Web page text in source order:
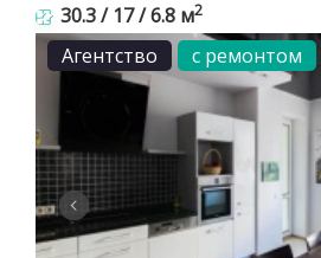
30.3 / 17 / 6.8 м2
Агентство
с ремонтом